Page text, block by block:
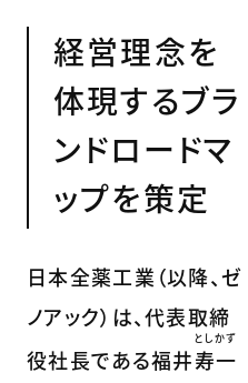
経営理念を
体現するブラ
ンドロードマ
ップを策定
日本全薬工業（以降、ゼ
ノアック）は、代表取締
役社長である福井寿一
としかず